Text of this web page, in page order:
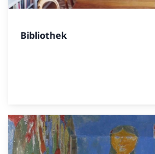
Bibliothek